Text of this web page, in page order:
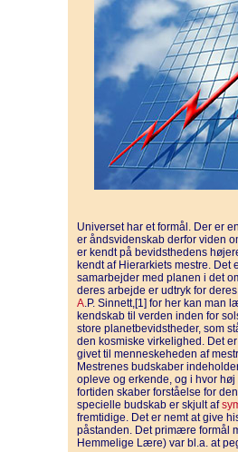
Universet har et formål. Der er
er åndsvidenskab derfor viden
er kendt på bevidsthedens
kendt af Hierarkiets mestre.
samarbejder med planen i det
deres arbejde er udtryk for
A.P. Sinnett,[1] for her kan man
kendskab til verden inden for
store planetbevidstheder, som
den kosmiske virkelighed. Det
givet til menneskeheden af
Mestrenes budskaber
opleve og erkende, og i hvor
fortiden skaber forståelse for
specielle budskab er skjult af
fremtidige. Det er nemt at give
påstanden. Det primære formål
Hemmelige Lære) var bl.a. at